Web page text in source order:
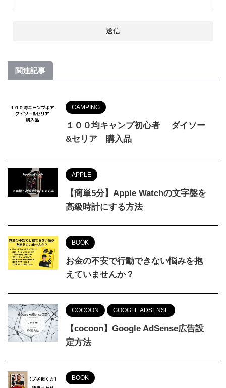
関連記事
CAMPING
１００均キャンプ初心者 ダイソー
&セリア 購入品
APPLE
【簡単5分】Apple Watchの文字盤を
高級時計にする方法
BOOK
お金の不安で行動できない悩みを抱
えていませんか？
COCOON GOOGLE ADSENSE
【cocoon】Google AdSense広告設
定方法
BOOK